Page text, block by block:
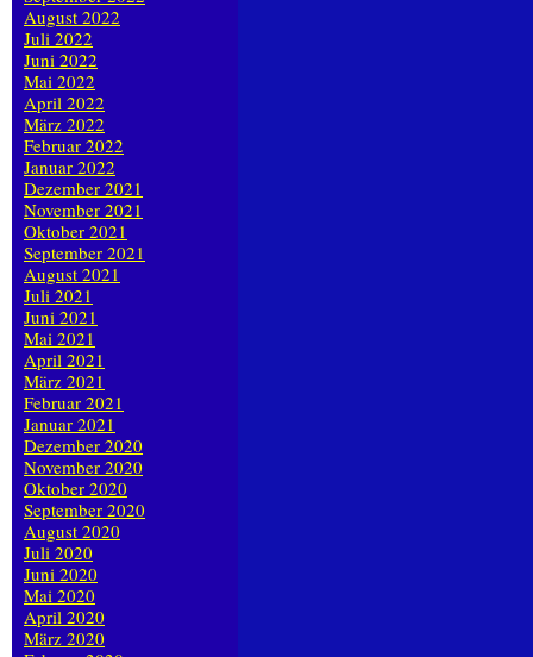
August 2022
Juli 2022
Juni 2022
Mai 2022
April 2022
März 2022
Februar 2022
Januar 2022
Dezember 2021
November 2021
Oktober 2021
September 2021
August 2021
Juli 2021
Juni 2021
Mai 2021
April 2021
März 2021
Februar 2021
Januar 2021
Dezember 2020
November 2020
Oktober 2020
September 2020
August 2020
Juli 2020
Juni 2020
Mai 2020
April 2020
März 2020